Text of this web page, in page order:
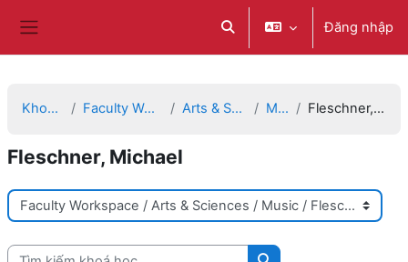
Chuyển đổi chọn tìm kiếm
Đăng nhập
Khoá học Faculty Workspace Arts & Sciences Music Fleschner, Michael
Fleschner, Michael
Danh mục khoá học
Tìm kiếm khoá học